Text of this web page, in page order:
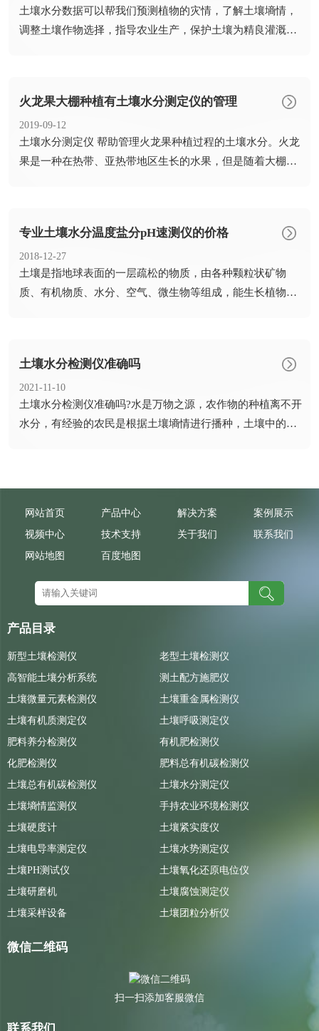
​土壤水分数据可以帮我们预测植物的灾情，了解土壤墒情，
调整土壤作物选择，指导农业生产，保护土壤为精良灌溉精
火龙果大棚种植有土壤水分测定仪的管理
2019-09-12
​土壤水分测定仪 帮助管理火龙果种植过程的土壤水分。火龙
果是一种在热带、亚热带地区生长的水果，但是随着大棚种
专业土壤水分温度盐分pH速测仪的价格
2018-12-27
​土壤是指地球表面的一层疏松的物质，由各种颗粒状矿物
质、有机物质、水分、空气、微生物等组成，能生长植物。
土壤水分检测仪准确吗
2021-11-10
​土壤水分检测仪准确吗?水是万物之源，农作物的种植离不开
水分，有经验的农民是根据土壤墒情进行播种，土壤中的水
网站首页 产品中心 解决方案
案例展示
视频中心
技术支持 关于我们
联系我们
网站地图
百度地图
产品目录
新型土壤检测仪
老型土壤检测仪
高智能土壤分析系统
测土配方施肥仪
土壤微量元素检测仪
土壤重金属检测仪
土壤有机质测定仪
土壤呼吸测定仪
肥料养分检测仪
有机肥检测仪
化肥检测仪
肥料总有机碳检测仪
土壤总有机碳检测仪
土壤水分测定仪
土壤墒情监测仪
手持农业环境检测仪
土壤硬度计
土壤紧实度仪
土壤电导率测定仪
土壤水势测定仪
土壤PH测试仪
土壤氧化还原电位仪
土壤研磨机
土壤腐蚀测定仪
土壤采样设备
土壤团粒分析仪
微信二维码
扫一扫添加客服微信